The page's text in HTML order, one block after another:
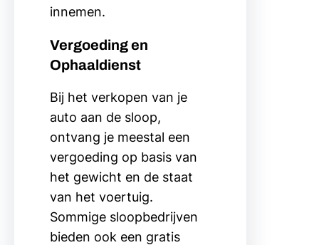
innemen.
Vergoeding en
Ophaaldienst
Bij het verkopen van je
auto aan de sloop,
ontvang je meestal een
vergoeding op basis van
het gewicht en de staat
van het voertuig.
Sommige sloopbedrijven
bieden ook een gratis